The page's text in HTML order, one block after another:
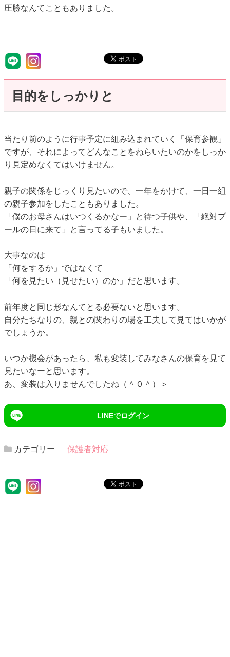
圧勝なんてこともありました。
目的をしっかりと
当たり前のように行事予定に組み込まれていく「保育参観」
ですが、それによってどんなことをねらいたいのかをしっか
り見定めなくてはいけません。
親子の関係をじっくり見たいので、一年をかけて、一日一組
の親子参加をしたこともありました。
「僕のお母さんはいつくるかなー」と待つ子供や、「絶対プ
ールの日に来て」と言ってる子もいました。
大事なのは
「何をするか」ではなくて
「何を見たい（見せたい）のか」だと思います。
前年度と同じ形なんてとる必要ないと思います。
自分たちなりの、親との関わりの場を工夫して見てはいかが
でしょうか。
いつか機会があったら、私も変装してみなさんの保育を見て
見たいなーと思います。
あ、変装は入りませんでしたね（＾０＾）＞
LINEでログイン
カテゴリー 保護者対応